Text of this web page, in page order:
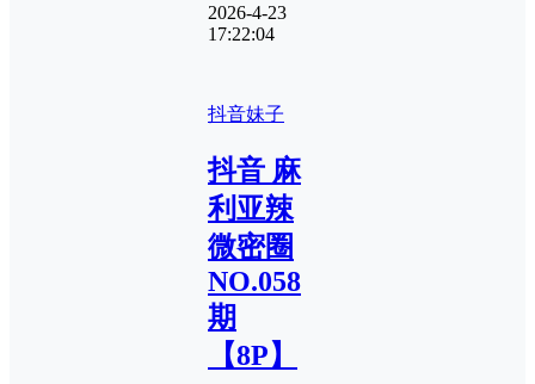
2026-4-23
17:22:04
抖音妹子
抖音 麻
利亚辣
微密圈
NO.058
期
【8P】